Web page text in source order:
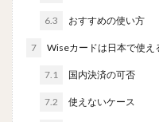
6.3 おすすめの使い方
7 Wiseカードは日本で使え
7.1 国内決済の可否
7.2 使えないケース